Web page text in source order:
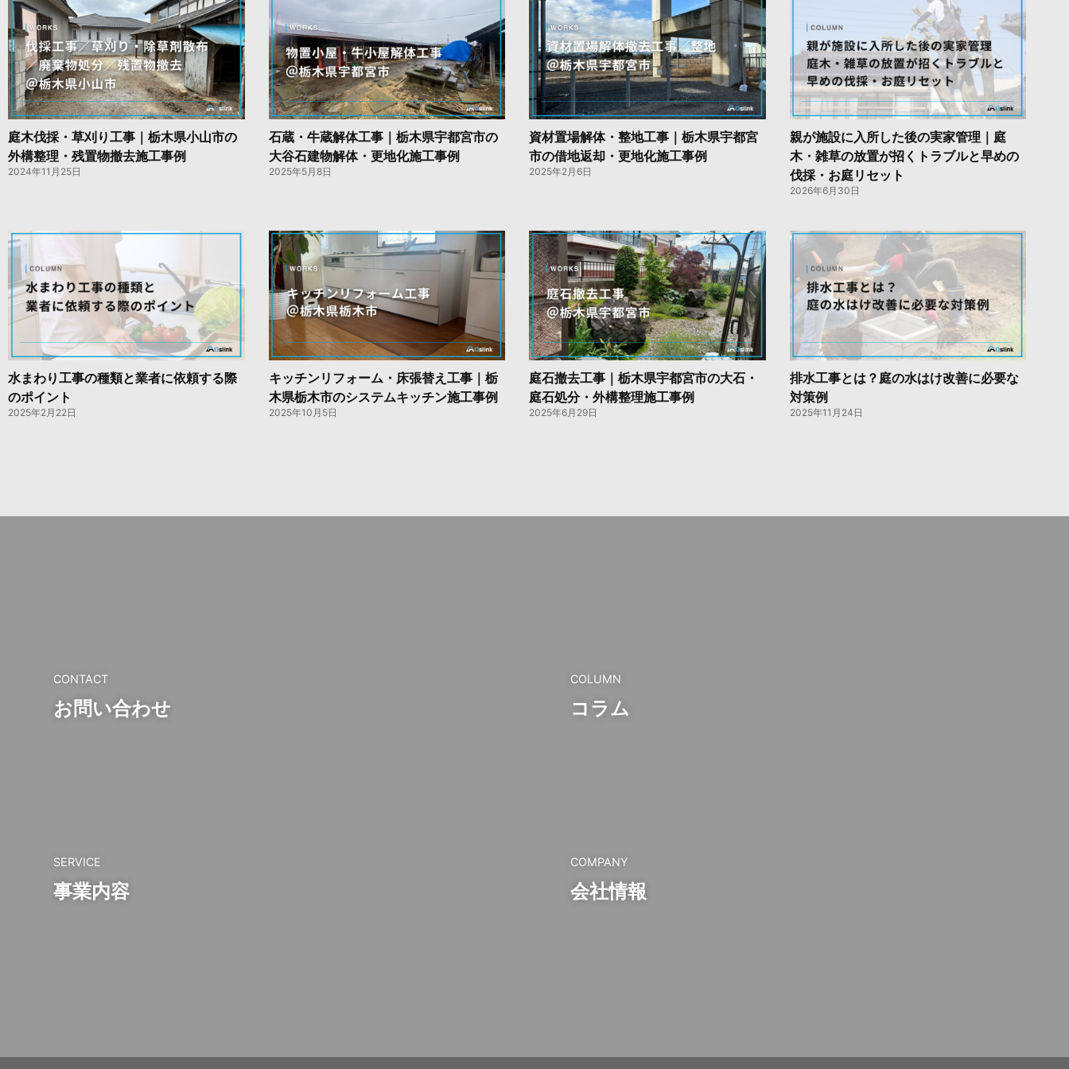
庭木伐採・草刈り工事｜栃木県小山市の
外構整理・残置物撤去施工事例
2024年11月25日
石蔵・牛蔵解体工事｜栃木県宇都宮市の
大谷石建物解体・更地化施工事例
2025年5月8日
資材置場解体・整地工事｜栃木県宇都宮
市の借地返却・更地化施工事例
2025年2月6日
親が施設に入所した後の実家管理｜庭
木・雑草の放置が招くトラブルと早めの
伐採・お庭リセット
2026年6月30日
水まわり工事の種類と業者に依頼する際
のポイント
2025年2月22日
キッチンリフォーム・床張替え工事｜栃
木県栃木市のシステムキッチン施工事例
2025年10月5日
庭石撤去工事｜栃木県宇都宮市の大石・
庭石処分・外構整理施工事例
2025年6月29日
排水工事とは？庭の水はけ改善に必要な
対策例
2025年11月24日
CONTACT
お問い合わせ
SERVICE
事業内容
COLUMN
コラム
COMPANY
会社情報